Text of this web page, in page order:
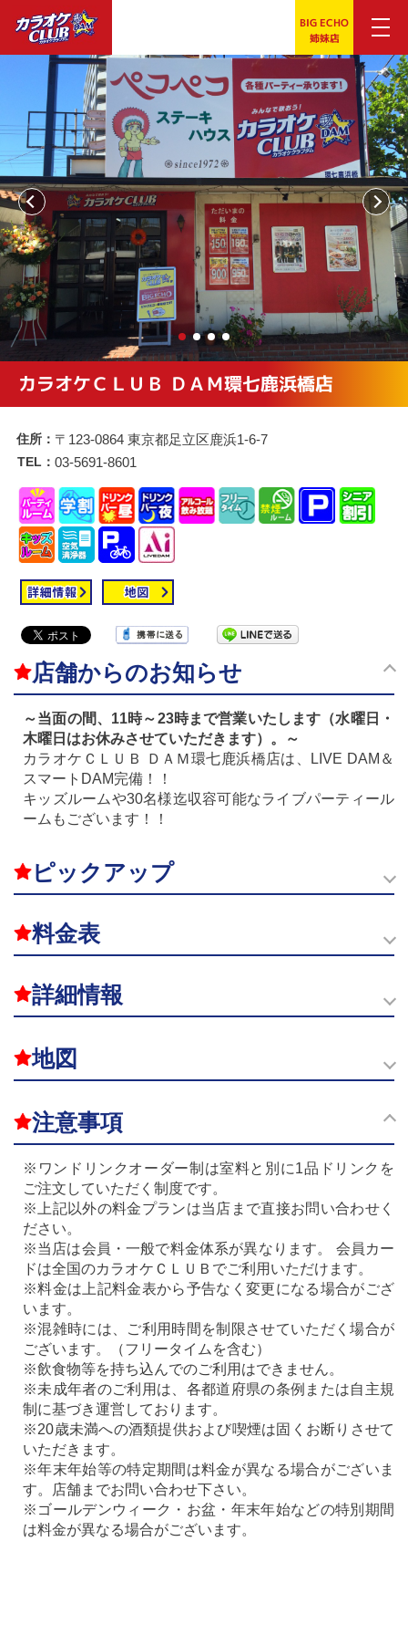
BIG ECHO
姉妹店
カラオケＣＬＵＢ ＤＡＭ環七鹿浜橋店
住所： 〒123-0864 東京都足立区鹿浜1-6-7
TEL： 03-5691-8601
店舗からのお知らせ
～当面の間、11時～23時まで営業いたします（水曜日・
木曜日はお休みさせていただきます）。～
カラオケＣＬＵＢ ＤＡＭ環七鹿浜橋店は、LIVE DAM＆
スマートDAM完備！！
キッズルームや30名様迄収容可能なライブパーティール
ームもございます！！
ピックアップ
料金表
詳細情報
地図
注意事項
※ワンドリンクオーダー制は室料と別に1品ドリンクを
ご注文していただく制度です。
※上記以外の料金プランは当店まで直接お問い合わせく
ださい。
※当店は会員・一般で料金体系が異なります。 会員カー
ドは全国のカラオケＣＬＵＢでご利用いただけます。
※料金は上記料金表から予告なく変更になる場合がござ
います。
※混雑時には、ご利用時間を制限させていただく場合が
ございます。（フリータイムを含む）
※飲食物等を持ち込んでのご利用はできません。
※未成年者のご利用は、各都道府県の条例または自主規
制に基づき運営しております。
※20歳未満への酒類提供および喫煙は固くお断りさせて
いただきます。
※年末年始等の特定期間は料金が異なる場合がございま
す。店舗までお問い合わせ下さい。
※ゴールデンウィーク・お盆・年末年始などの特別期間
は料金が異なる場合がございます。